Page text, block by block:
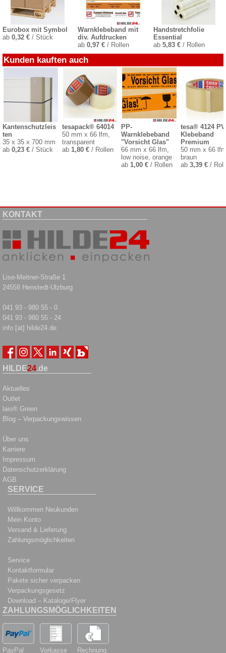
Eurobox mit Symbol
ab 0,32 € / Stück
Warnklebeband mit
div. Aufdrucken
ab0,97 € / Rollen
Handstretchfolie
Essential
ab 5,83 €/ Rollen
Kunden kauften auch
Kantenschutzleis
ten
35 x 35 x 700 mm
ab 0,23 € / Stück
tesapack® 64014
50 mm x 66 lfm,
transparent
ab 1,80 €/ Rollen
PP-
Warnklebeband
"Vorsicht Glas"
66 mm x 66 lfm,
low noise, orange
ab 1,00 € / Rollen
tesa® 4124
Klebeband
Premium
50 mm x 66
braun
ab 3,39 €/
KONTAKT
Lise-Meitner-Straße 1
24558 Henstedt-Ulzburg
041 93 - 980 55 - 0
041 93 - 980 55 - 24
info [at] hilde24.de
HILDE24.de
Aktuelles
Outlet
laio® Green
Blog – Verpackungswissen
Über uns
Karriere
Impressum
Datenschutzerklärung
AGB
SERVICE
Willkommen Neukunden
Mein Konto
Versand & Lieferung
Zahlungsmöglichkeiten
Service
Kontaktformular
Pakete sicher verpacken
Verpackungsgesetz
Download – Kataloge/Flyer
ZAHLUNGSMÖGLICHKEITEN
PayPal Vorkasse Rechnung